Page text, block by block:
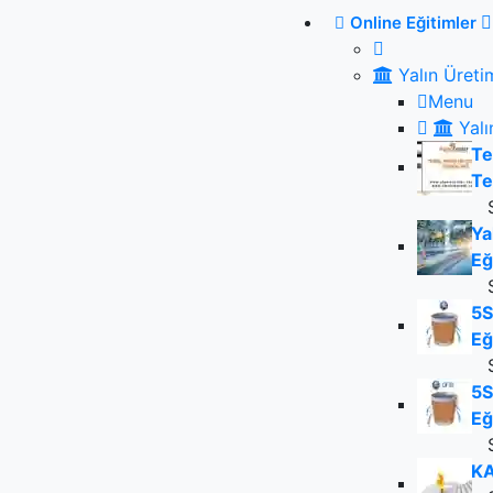
Online Eğitimler
Yalın
Menu